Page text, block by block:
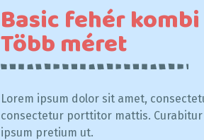
Basic fehér
Több méret
Lorem ipsum dolor sit amet,
consectetur porttitor mattis.
ipsum pretium ut.